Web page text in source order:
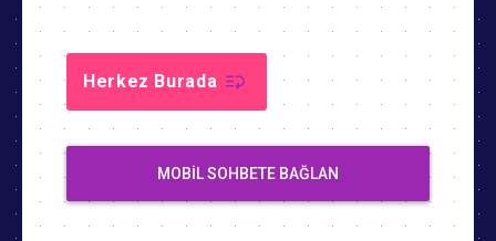
Herkez Burada
MOBIL SOHBETE BAĞLAN